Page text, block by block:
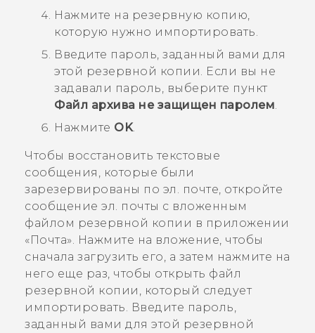
Нажмите на резервную копию,
которую нужно импортировать.
Введите пароль, заданный вами для
этой резервной копии.
Если вы не
задавали пароль, выберите пункт
Файл архива не защищен паролем
Нажмите OK.
Чтобы восстановить текстовые
сообщения, которые были
зарезервированы по эл. почте, откройте
сообщение эл. почты с вложенным
файлом резервной копии в приложении
«Почта». Нажмите на вложение, чтобы
сначала загрузить его, а затем нажмите на
него еще раз, чтобы открыть файл
резервной копии, который следует
импортировать. Введите пароль,
заданный вами для этой резервной